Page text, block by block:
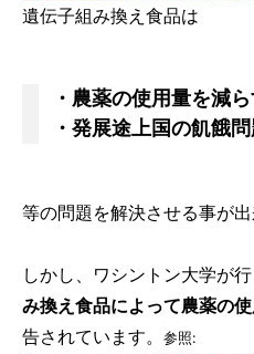
遺伝子組み換え食品は
・農薬の使用量を減
・発展途上国の飢餓
等の問題を解決させる事が
しかし、ワシントン大学が行
み換え食品によって農薬の
告されています。
参照: